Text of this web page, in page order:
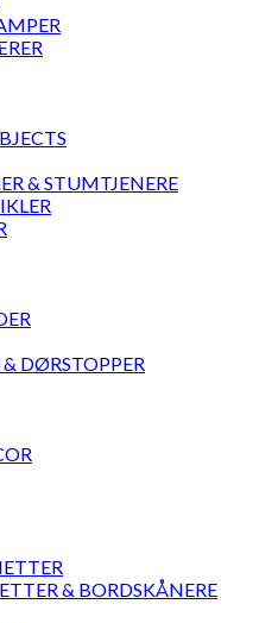
& STUMTJENERE
DØRSTOPPER
& BORDSKÅNERE